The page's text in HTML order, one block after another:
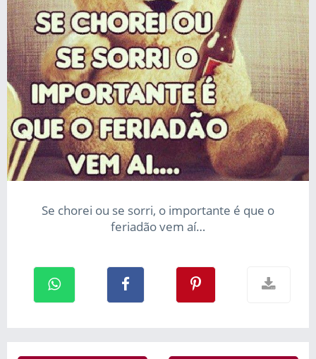
Se chorei ou se sorri, o importante é que o
feriadão vem aí…